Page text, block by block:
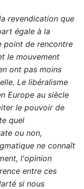
revendication que
égale à la
point de rencontre
le mouvement
ont pas moins
Le libéralisme
Europe au siècle
le pouvoir de
quel
ou non,
ne connaît
l'opinion
entre ces
si nous